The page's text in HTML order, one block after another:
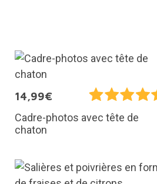
14,99€
Cadre-photos avec tête de
chaton